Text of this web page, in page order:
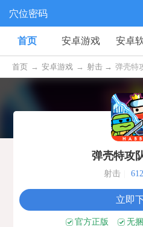
穴位密码
首页 安卓游戏 安卓
首页 → 安卓游戏 → 射击 → 弹壳特
弹壳特攻
射击
立即
官方正版 无